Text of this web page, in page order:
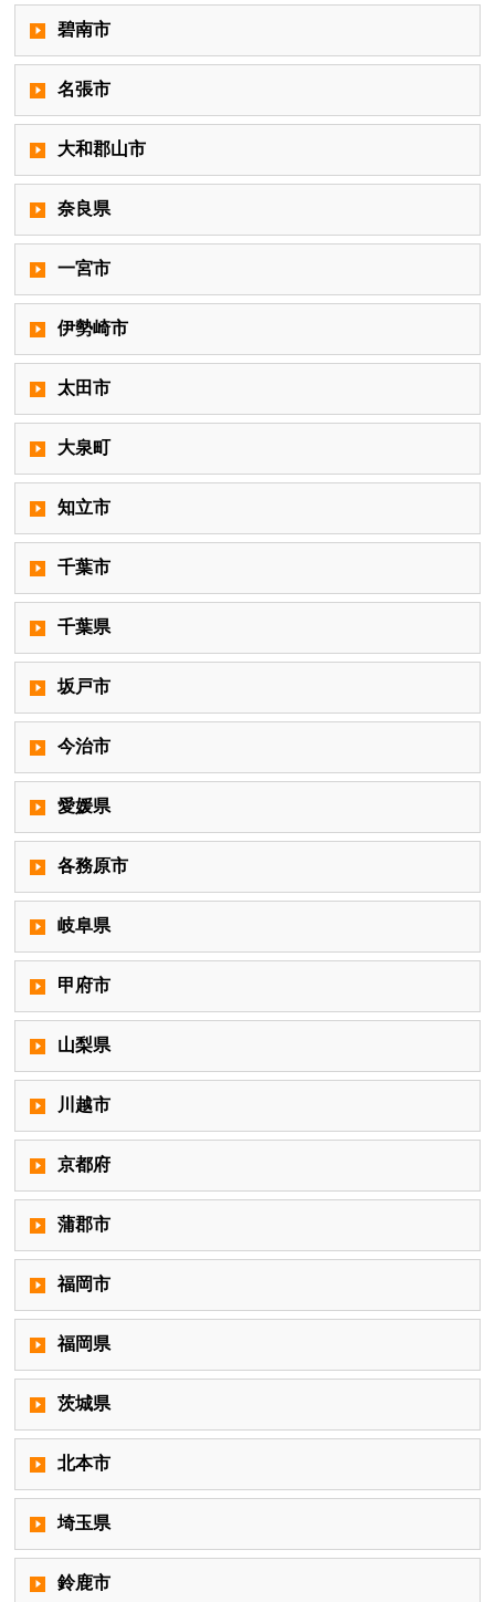
碧南市
名張市
大和郡山市
奈良県
一宮市
伊勢崎市
太田市
大泉町
知立市
千葉市
千葉県
坂戸市
今治市
愛媛県
各務原市
岐阜県
甲府市
山梨県
川越市
京都府
蒲郡市
福岡市
福岡県
茨城県
北本市
埼玉県
鈴鹿市